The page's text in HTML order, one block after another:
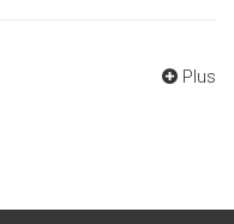
Plus